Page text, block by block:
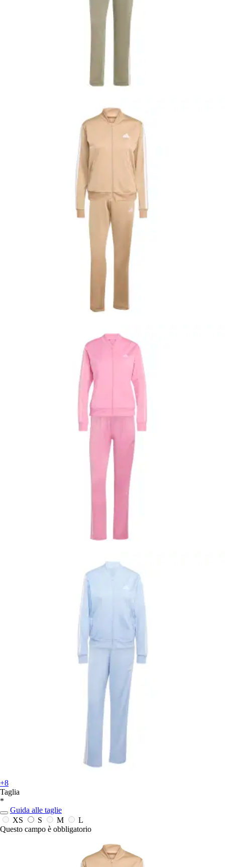
+8
Taglia
*
Guida alle taglie
XS
S M
L
Questo campo è obbligatorio